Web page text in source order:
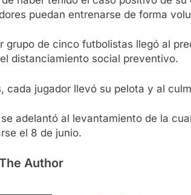
puedan entrenarse de forma
grupo de cinco futbolistas llegó al
distanciamiento social preventivo.
cada jugador llevó su pelota y al
adelantó al levantamiento de la
el 8 de junio.
Author